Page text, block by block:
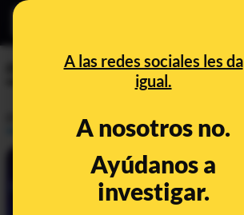
A las redes sociales les da
igual.
A nosotros no.
Ayúdanos a
investigar.
neurociencia